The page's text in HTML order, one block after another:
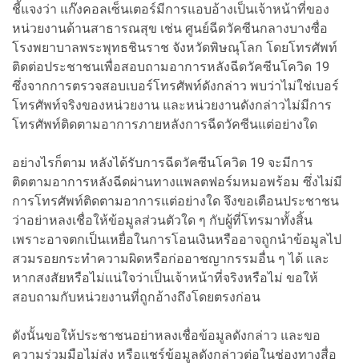
ชี้แจงว่า แก๊งคอลเซ็นเตอร์มีการแอบอ้างเป็นเจ้าหน้าที่ของ
หน่วยงานด้านสาธารณสุข เช่น ศูนย์ฉีดวัคซีนกลางบางซื่อ
โรงพยาบาลพระพุทธชินราช จังหวัดพิษณุโลก โดยโทรศัพท์
ติดต่อประชาชนเพื่อสอบถามอาการหลังฉีดวัคซีนโควิด 19
ซึ่งจากการตรวจสอบเบอร์โทรศัพท์ดังกล่าว พบว่าไม่ใช่เบอร์
โทรศัพท์จริงของหน่วยงาน และหน่วยงานดังกล่าวไม่มีการ
โทรศัพท์ติดตามอาการภายหลังการฉีดวัคซีนแต่อย่างใด
อย่างไรก็ตาม หลังได้รับการฉีดวัคซีนโควิด 19 จะมีการ
ติดตามอาการหลังฉีดผ่านทางแพลตฟอร์มหมอพร้อม ซึ่งไม่มี
การโทรศัพท์ติดตามอาการแต่อย่างใด จึงขอเตือนประชาชน
ว่าอย่าหลงเชื่อให้ข้อมูลส่วนตัวใด ๆ กับผู้ที่โทรมาทั้งสิ้น
เพราะอาจตกเป็นเหยื่อในการโอนเงินหรืออาจถูกนำข้อมูลไป
สวมรอยกระทำความผิดหรือก่ออาชญากรรมอื่น ๆ ได้ และ
หากสงสัยหรือไม่แน่ใจว่าเป็นเจ้าหน้าที่จริงหรือไม่ ขอให้
สอบถามกับหน่วยงานที่ถูกอ้างถึงโดยตรงก่อน
ดังนั้นขอให้ประชาชนอย่าหลงเชื่อข้อมูลดังกล่าว และขอ
ความร่วมมือไม่ส่ง หรือแชร์ข้อมูลดังกล่าวต่อในช่องทางสื่อ